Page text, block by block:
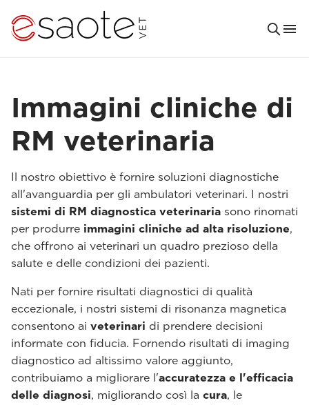
Immagini cliniche di
RM veterinaria
Il nostro obiettivo è fornire soluzioni diagnostiche
all'avanguardia per gli ambulatori veterinari. I nostri
sistemi di RM diagnostica veterinaria sono rinomati
per produrre immagini cliniche ad alta risoluzione,
che offrono ai veterinari un quadro prezioso della
salute e delle condizioni dei pazienti.
Nati per fornire risultati diagnostici di qualità
eccezionale, i nostri sistemi di risonanza magnetica
consentono ai veterinari di prendere decisioni
informate con fiducia. Fornendo risultati di imaging
diagnostico ad altissimo valore aggiunto,
contribuiamo a migliorare l'accuratezza e l'efficacia
delle diagnosi, migliorando così la cura, le